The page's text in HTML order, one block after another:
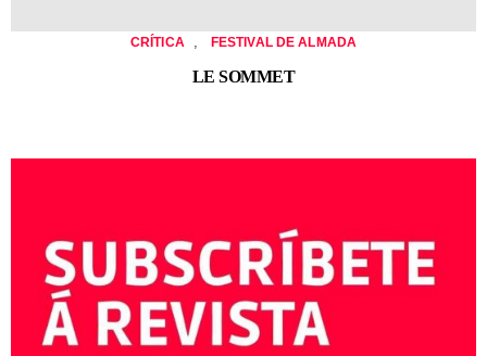
CRÍTICA FESTIVAL DE ALMADA
LE SOMMET